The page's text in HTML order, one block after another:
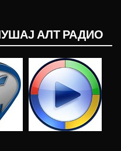
АЛТ РАДИО